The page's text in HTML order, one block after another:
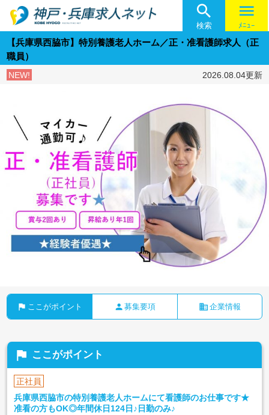

検索
menu
ﾒﾆｭｰ
【兵庫県西脇市】特別養護老人ホーム／正・准看護師求人（正
職員）
NEW! 2026.08.04更新
flag ここがポイント person 募集要項 business 企業情報
flag ここがポイント
正社員
兵庫県西脇市の特別養護老人ホームにて看護師のお仕事です★
准看の方もOK◎年間休日124日♪日勤のみ♪